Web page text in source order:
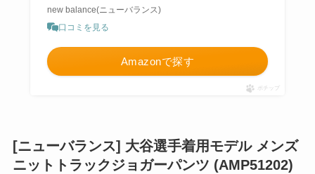
new balance(ニューバランス)
口コミを見る
Amazonで探す
ポチップ
[ニューバランス] 大谷選手着用モデル メンズ
ニットトラックジョガーパンツ (AMP51202)